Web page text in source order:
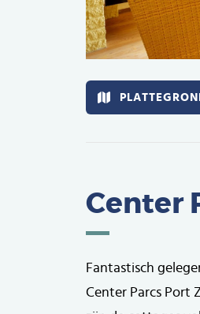
Center
Fantastisch
Center Parcs Port